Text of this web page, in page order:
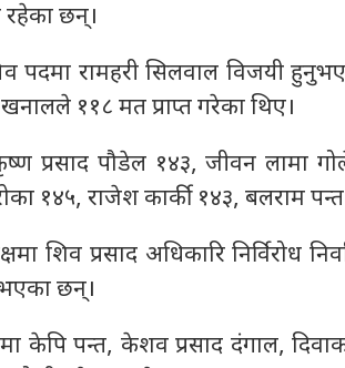
रहेका छन्।
पदमा रामहरी सिलवाल विजयी
खनालले ११८ मत प्राप्त गरेका थिए।
प्रसाद पौडेल १४३, जीवन लामा
१४५, राजेश कार्की १४३, बलराम
शिव प्रसाद अधिकारि निर्विरोध
भएका छन्।
केपि पन्त, केशव प्रसाद दंगाल,